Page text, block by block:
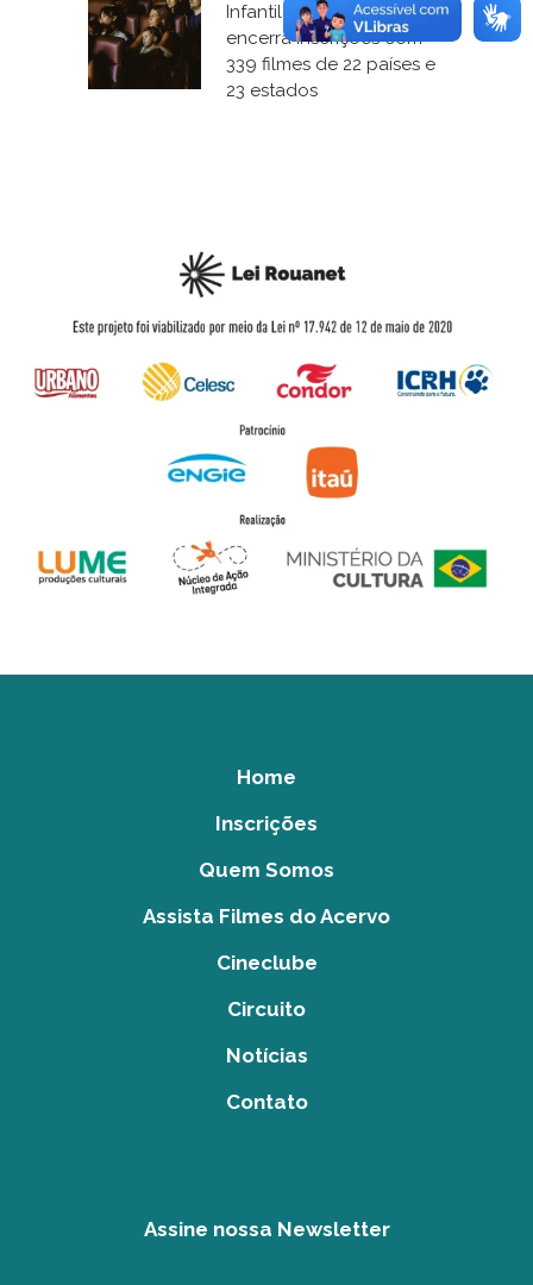
Infantil de Florianópolis
encerra inscrições com
339 filmes de 22 países e
23 estados
Home
Inscrições
Quem Somos
Assista Filmes do Acervo
Cineclube
Circuito
Notícias
Contato
Assine nossa Newsletter